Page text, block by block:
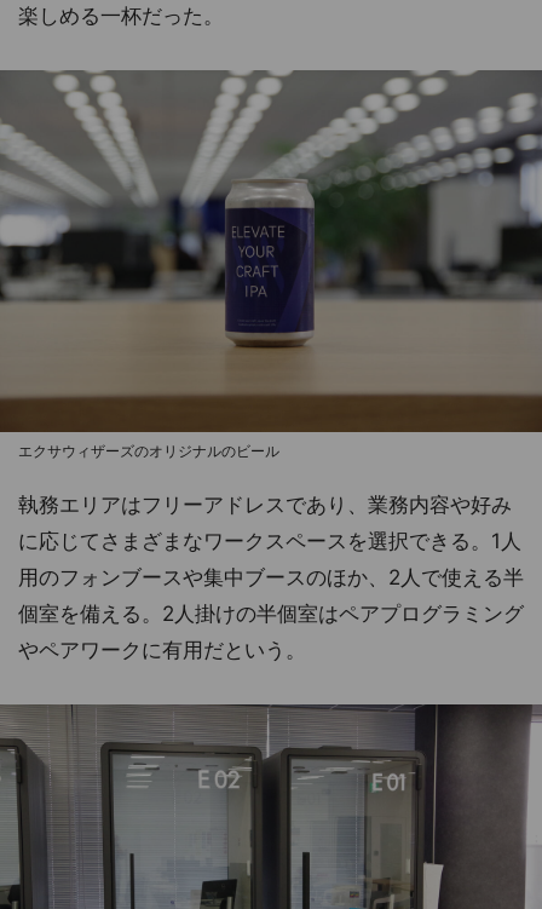
楽しめる一杯だった。
エクサウィザーズのオリジナルのビール
執務エリアはフリーアドレスであり、業務内容や好み
に応じてさまざまなワークスペースを選択できる。1人
用のフォンブースや集中ブースのほか、2人で使える半
個室を備える。2人掛けの半個室はペアプログラミング
やペアワークに有用だという。